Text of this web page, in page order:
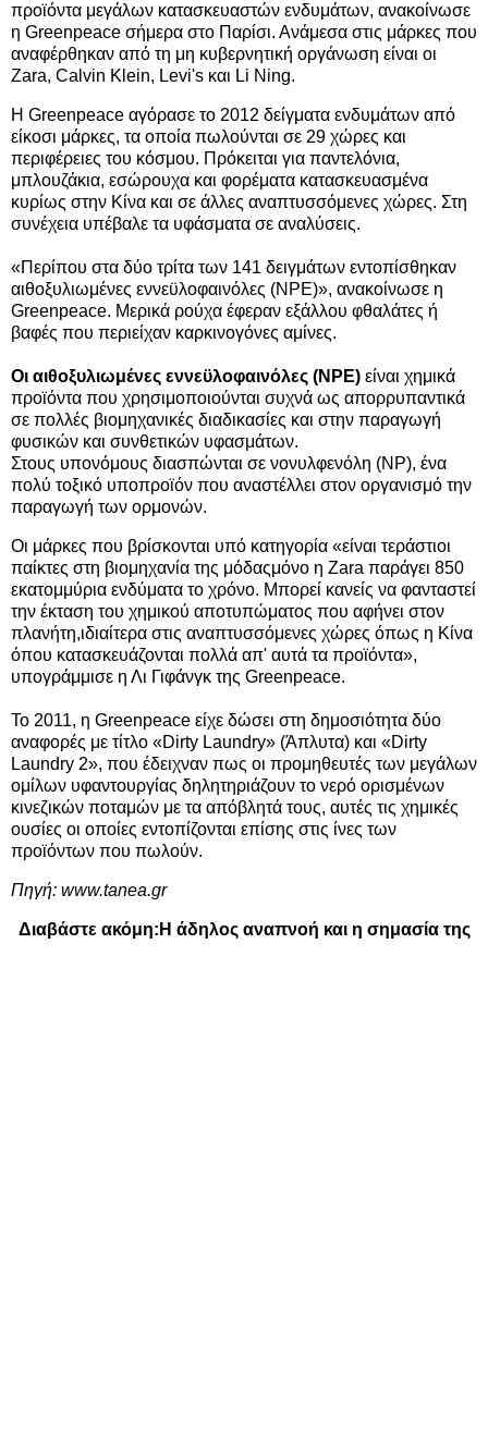
προϊόντα μεγάλων κατασκευαστών ενδυμάτων, ανακοίνωσε
η Greenpeace σήμερα στο Παρίσι. Ανάμεσα στις μάρκες που
αναφέρθηκαν από τη μη κυβερνητική οργάνωση είναι οι
Zara, Calvin Klein, Levi's και Li Ning.
Η Greenpeace αγόρασε το 2012 δείγματα ενδυμάτων από
είκοσι μάρκες, τα οποία πωλούνται σε 29 χώρες και
περιφέρειες του κόσμου. Πρόκειται για παντελόνια,
μπλουζάκια, εσώρουχα και φορέματα κατασκευασμένα
κυρίως στην Κίνα και σε άλλες αναπτυσσόμενες χώρες. Στη
συνέχεια υπέβαλε τα υφάσματα σε αναλύσεις.
«Περίπου στα δύο τρίτα των 141 δειγμάτων εντοπίσθηκαν
αιθοξυλιωμένες εννεϋλοφαινόλες (NPE)», ανακοίνωσε η
Greenpeace. Μερικά ρούχα έφεραν εξάλλου φθαλάτες ή
βαφές που περιείχαν καρκινογόνες αμίνες.
Οι αιθοξυλιωμένες εννεϋλοφαινόλες (NPE) είναι χημικά
προϊόντα που χρησιμοποιούνται συχνά ως απορρυπαντικά
σε πολλές βιομηχανικές διαδικασίες και στην παραγωγή
φυσικών και συνθετικών υφασμάτων.
Στους υπονόμους διασπώνται σε νονυλφενόλη (NP), ένα
πολύ τοξικό υποπροϊόν που αναστέλλει στον οργανισμό την
παραγωγή των ορμονών.
Οι μάρκες που βρίσκονται υπό κατηγορία «είναι τεράστιοι
παίκτες στη βιομηχανία της μόδαςμόνο η Zara παράγει 850
εκατομμύρια ενδύματα το χρόνο. Μπορεί κανείς να φανταστεί
την έκταση του χημικού αποτυπώματος που αφήνει στον
πλανήτη,ιδιαίτερα στις αναπτυσσόμενες χώρες όπως η Κίνα
όπου κατασκευάζονται πολλά απ' αυτά τα προϊόντα»,
υπογράμμισε η Λι Γιφάνγκ της Greenpeace.
Το 2011, η Greenpeace είχε δώσει στη δημοσιότητα δύο
αναφορές με τίτλο «Dirty Laundry» (Άπλυτα) και «Dirty
Laundry 2», που έδειχναν πως οι προμηθευτές των μεγάλων
ομίλων υφαντουργίας δηλητηριάζουν το νερό ορισμένων
κινεζικών ποταμών με τα απόβλητά τους, αυτές τις χημικές
ουσίες οι οποίες εντοπίζονται επίσης στις ίνες των
προϊόντων που πωλούν.
Πηγή: www.tanea.gr
Διαβάστε ακόμη: Η άδηλος αναπνοή και η σημασία της